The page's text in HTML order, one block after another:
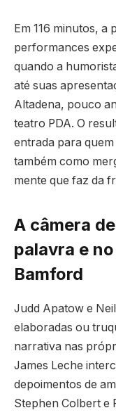
Em 116 minutos,
performances
quando a
até suas
Altadena, pouco
teatro PDA. O
entrada para
também como
mente que faz da
A câmera
palavra e
Bamford
Judd Apatow e
elaboradas ou
narrativa nas
James Leche
depoimentos de
Stephen Colbert e